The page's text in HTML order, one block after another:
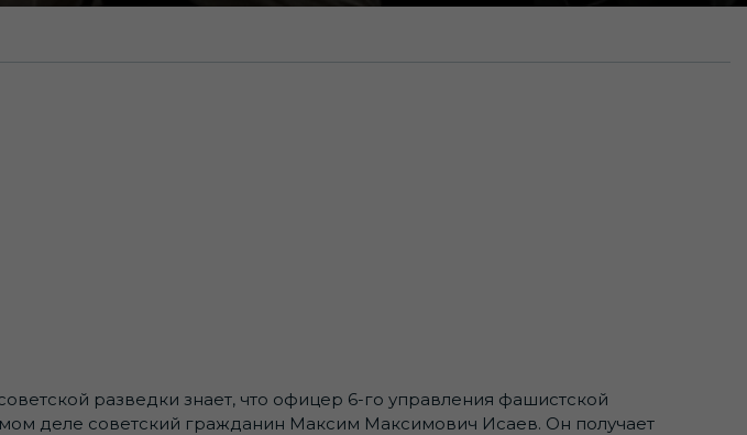
разведки знает, что офицер 6-го управления фашистской
деле советский гражданин Максим Максимович Исаев. Он получает